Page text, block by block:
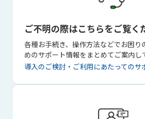
ご不明の際はこちらをご覧く
各種お手続き、操作方法などでお困り
めのサポート情報をまとめてご案内し
導入のご検討・ご利用にあたってのサ